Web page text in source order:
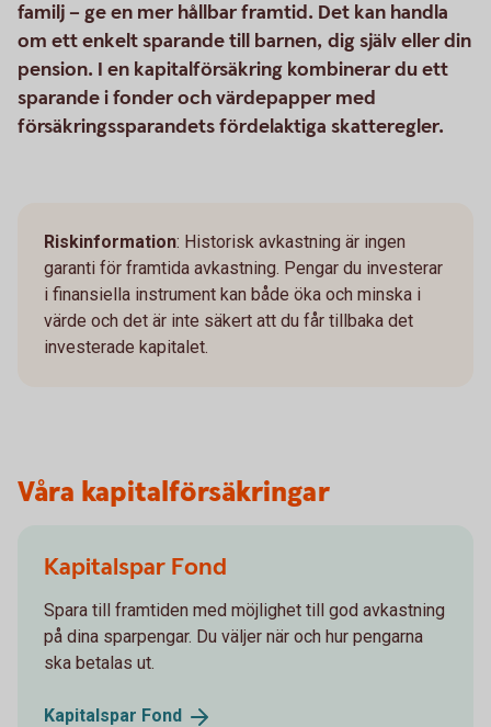
familj – ge en mer hållbar framtid. Det kan handla
om ett enkelt sparande till barnen, dig själv eller din
pension. I en kapitalförsäkring kombinerar du ett
sparande i fonder och värdepapper med
försäkringssparandets fördelaktiga skatteregler.
Riskinformation: Historisk avkastning är ingen
garanti för framtida avkastning. Pengar du investerar
i finansiella instrument kan både öka och minska i
värde och det är inte säkert att du får tillbaka det
investerade kapitalet.
Våra kapitalförsäkringar
Kapitalspar Fond
Spara till framtiden med möjlighet till god avkastning
på dina sparpengar. Du väljer när och hur pengarna
ska betalas ut.
Kapitalspar Fond